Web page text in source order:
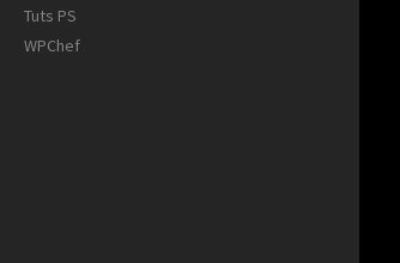
Tuts PS
WPChef